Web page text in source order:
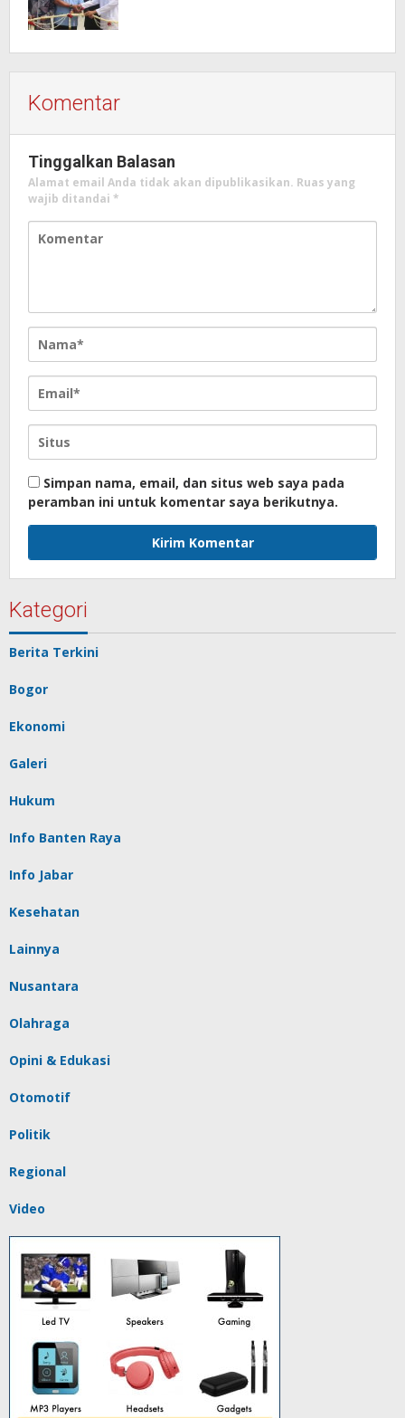
Komentar
Tinggalkan Balasan
Alamat email Anda tidak akan dipublikasikan. Ruas yang
wajib ditandai *
Simpan nama, email, dan situs web saya pada
peramban ini untuk komentar saya berikutnya.
Kategori
Berita Terkini
Bogor
Ekonomi
Galeri
Hukum
Info Banten Raya
Info Jabar
Kesehatan
Lainnya
Nusantara
Olahraga
Opini & Edukasi
Otomotif
Politik
Regional
Video